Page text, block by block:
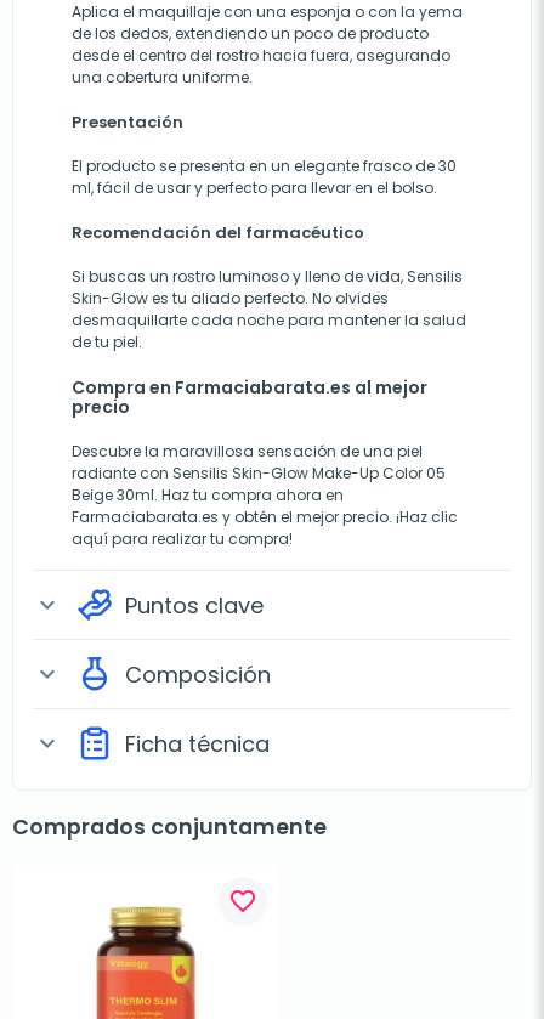
Aplica el maquillaje con una esponja o con la yema
de los dedos, extendiendo un poco de producto
desde el centro del rostro hacia fuera, asegurando
una cobertura uniforme.
Presentación
El producto se presenta en un elegante frasco de 30
ml, fácil de usar y perfecto para llevar en el bolso.
Recomendación del farmacéutico
Si buscas un rostro luminoso y lleno de vida, Sensilis
Skin-Glow es tu aliado perfecto. No olvides
desmaquillarte cada noche para mantener la salud
de tu piel.
Compra en Farmaciabarata.es al mejor
precio
Descubre la maravillosa sensación de una piel
radiante con Sensilis Skin-Glow Make-Up Color 05
Beige 30ml. Haz tu compra ahora en
Farmaciabarata.es y obtén el mejor precio. ¡Haz clic
aquí para realizar tu compra!
expand_more Puntos clave
expand_more Composición
expand_more Ficha técnica
Comprados conjuntamente
favorite_border